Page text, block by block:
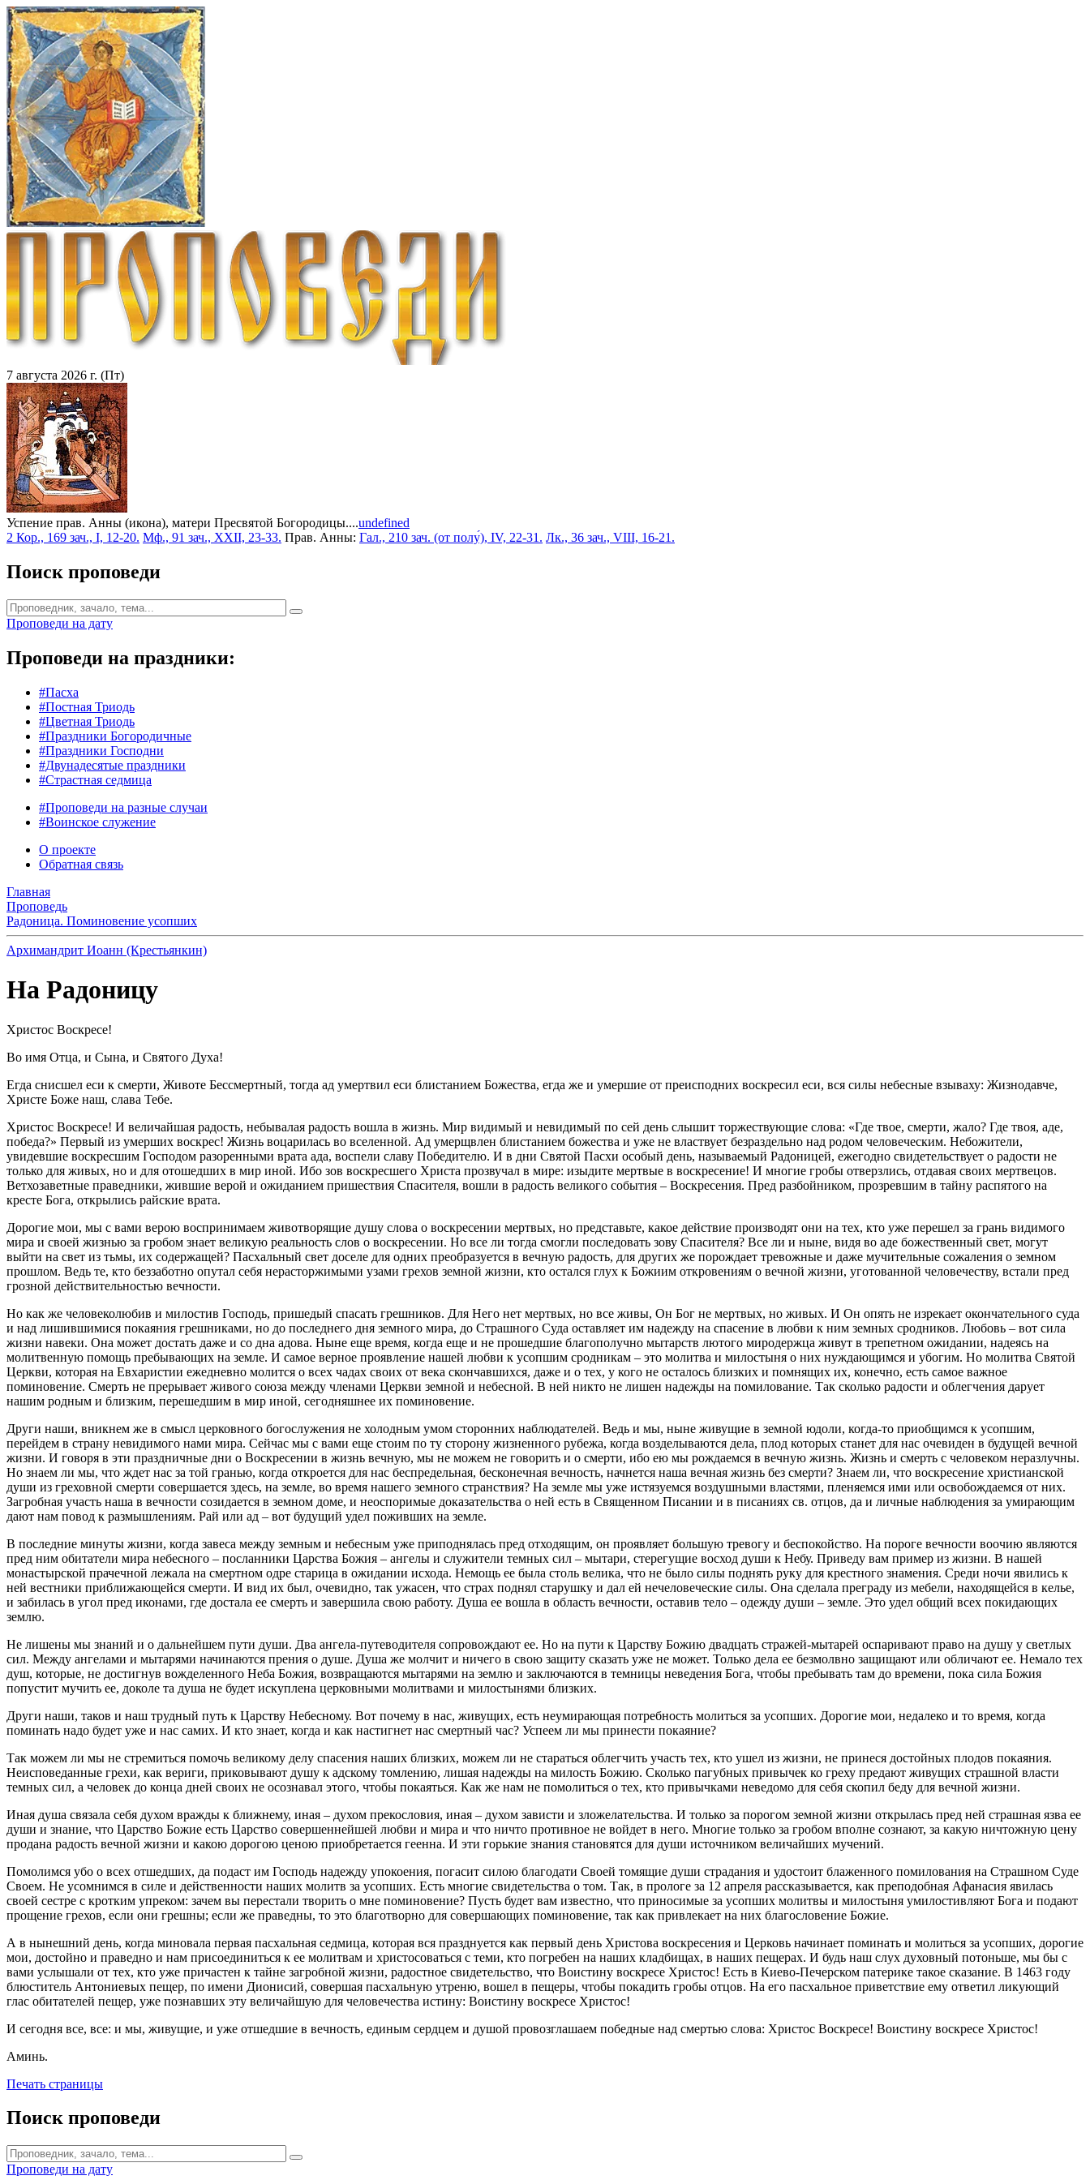
7 августа 2026 г. (Пт)
Успение прав. Анны (икона), матери Пресвятой Богородицы....undefined
2 Кор., 169 зач., I, 12-20. Мф., 91 зач., XXII, 23-33. Прав. Анны: Гал., 210 зач. (от полу́), IV, 22-31. Лк., 36 зач., VIII, 16-21.
Поиск проповеди
Проповеди на дату
Проповеди на праздники:
#Пасха
#Постная Триодь
#Цветная Триодь
#Праздники Богородичные
#Праздники Господни
#Двунадесятые праздники
#Страстная седмица
#Проповеди на разные случаи
#Воинское служение
О проекте
Обратная связь
Главная
Проповедь
Радоница. Поминовение усопших
Архимандрит Иоанн (Крестьянкин)
На Радоницу
Христос Воскресе!
Во имя Отца, и Сына, и Святого Духа!
Егда снисшел еси к смерти, Животе Бессмертный, тогда ад умертвил еси блистанием Божества, егда же и умершие от преисподних воскресил еси, вся силы небесные взываху: Жизнодавче,
Христе Боже наш, слава Тебе.
Христос Воскресе! И величайшая радость, небывалая радость вошла в жизнь. Мир видимый и невидимый по сей день слышит торжествующие слова: «Где твое, смерти, жало? Где твоя, аде,
победа?» Первый из умерших воскрес! Жизнь воцарилась во вселенной. Ад умерщвлен блистанием божества и уже не властвует безраздельно над родом человеческим. Небожители,
увидевшие воскресшим Господом разоренными врата ада, воспели славу Победителю. И в дни Святой Пасхи особый день, называемый Радоницей, ежегодно свидетельствует о радости не
только для живых, но и для отошедших в мир иной. Ибо зов воскресшего Христа прозвучал в мире: изыдите мертвые в воскресение! И многие гробы отверзлись, отдавая своих мертвецов.
Ветхозаветные праведники, жившие верой и ожиданием пришествия Спасителя, вошли в радость великого события – Воскресения. Пред разбойником, прозревшим в тайну распятого на
кресте Бога, открылись райские врата.
Дорогие мои, мы с вами верою воспринимаем животворящие душу слова о воскресении мертвых, но представьте, какое действие производят они на тех, кто уже перешел за грань видимого
мира и своей жизнью за гробом знает великую реальность слов о воскресении. Но все ли тогда смогли последовать зову Спасителя? Все ли и ныне, видя во аде божественный свет, могут
выйти на свет из тьмы, их содержащей? Пасхальный свет доселе для одних преобразуется в вечную радость, для других же порождает тревожные и даже мучительные сожаления о земном
прошлом. Ведь те, кто беззаботно опутал себя нерасторжимыми узами грехов земной жизни, кто остался глух к Божиим откровениям о вечной жизни, уготованной человечеству, встали пред
грозной действительностью вечности.
Но как же человеколюбив и милостив Господь, пришедый спасать грешников. Для Него нет мертвых, но все живы, Он Бог не мертвых, но живых. И Он опять не изрекает окончательного суда
и над лишившимися покаяния грешниками, но до последнего дня земного мира, до Страшного Суда оставляет им надежду на спасение в любви к ним земных сродников. Любовь – вот сила
жизни навеки. Она может достать даже и со дна адова. Ныне еще время, когда еще и не прошедшие благополучно мытарств лютого миродержца живут в трепетном ожидании, надеясь на
молитвенную помощь пребывающих на земле. И самое верное проявление нашей любви к усопшим сродникам – это молитва и милостыня о них нуждающимся и убогим. Но молитва Святой
Церкви, которая на Евхаристии ежедневно молится о всех чадах своих от века скончавшихся, даже и о тех, у кого не осталось близких и помнящих их, конечно, есть самое важное
поминовение. Смерть не прерывает живого союза между членами Церкви земной и небесной. В ней никто не лишен надежды на помилование. Так сколько радости и облегчения дарует
нашим родным и близким, перешедшим в мир иной, сегодняшнее их поминовение.
Други наши, вникнем же в смысл церковного богослужения не холодным умом сторонних наблюдателей. Ведь и мы, ныне живущие в земной юдоли, когда-то приобщимся к усопшим,
перейдем в страну невидимого нами мира. Сейчас мы с вами еще стоим по ту сторону жизненного рубежа, когда возделываются дела, плод которых станет для нас очевиден в будущей вечной
жизни. И говоря в эти праздничные дни о Воскресении в жизнь вечную, мы не можем не говорить и о смерти, ибо ею мы рождаемся в вечную жизнь. Жизнь и смерть с человеком неразлучны.
Но знаем ли мы, что ждет нас за той гранью, когда откроется для нас беспредельная, бесконечная вечность, начнется наша вечная жизнь без смерти? Знаем ли, что воскресение христианской
души из греховной смерти совершается здесь, на земле, во время нашего земного странствия? На земле мы уже истязуемся воздушными властями, пленяемся ими или освобождаемся от них.
Загробная участь наша в вечности созидается в земном доме, и неоспоримые доказательства о ней есть в Священном Писании и в писаниях св. отцов, да и личные наблюдения за умирающим
дают нам повод к размышлениям. Рай или ад – вот будущий удел поживших на земле.
В последние минуты жизни, когда завеса между земным и небесным уже приподнялась пред отходящим, он проявляет большую тревогу и беспокойство. На пороге вечности воочию являются
пред ним обитатели мира небесного – посланники Царства Божия – ангелы и служители темных сил – мытари, стерегущие восход души к Небу. Приведу вам пример из жизни. В нашей
монастырской прачечной лежала на смертном одре старица в ожидании исхода. Немощь ее была столь велика, что не было силы поднять руку для крестного знамения. Среди ночи явились к
ней вестники приближающейся смерти. И вид их был, очевидно, так ужасен, что страх поднял старушку и дал ей нечеловеческие силы. Она сделала преграду из мебели, находящейся в келье,
и забилась в угол пред иконами, где достала ее смерть и завершила свою работу. Душа ее вошла в область вечности, оставив тело – одежду души – земле. Это удел общий всех покидающих
землю.
Не лишены мы знаний и о дальнейшем пути души. Два ангела-путеводителя сопровождают ее. Но на пути к Царству Божию двадцать стражей-мытарей оспаривают право на душу у светлых
сил. Между ангелами и мытарями начинаются прения о душе. Душа же молчит и ничего в свою защиту сказать уже не может. Только дела ее безмолвно защищают или обличают ее. Немало тех
душ, которые, не достигнув вожделенного Неба Божия, возвращаются мытарями на землю и заключаются в темницы неведения Бога, чтобы пребывать там до времени, пока сила Божия
попустит мучить ее, доколе та душа не будет искуплена церковными молитвами и милостынями близких.
Други наши, таков и наш трудный путь к Царству Небесному. Вот почему в нас, живущих, есть неумирающая потребность молиться за усопших. Дорогие мои, недалеко и то время, когда
поминать надо будет уже и нас самих. И кто знает, когда и как настигнет нас смертный час? Успеем ли мы принести покаяние?
Так можем ли мы не стремиться помочь великому делу спасения наших близких, можем ли не стараться облегчить участь тех, кто ушел из жизни, не принеся достойных плодов покаяния.
Неисповеданные грехи, как вериги, приковывают душу к адскому томлению, лишая надежды на милость Божию. Сколько пагубных привычек ко греху предают живущих страшной власти
темных сил, а человек до конца дней своих не осознавал этого, чтобы покаяться. Как же нам не помолиться о тех, кто привычками неведомо для себя скопил беду для вечной жизни.
Иная душа связала себя духом вражды к ближнему, иная – духом прекословия, иная – духом зависти и зложелательства. И только за порогом земной жизни открылась пред ней страшная язва ее
души и знание, что Царство Божие есть Царство совершеннейшей любви и мира и что ничто противное не войдет в него. Многие только за гробом вполне сознают, за какую ничтожную цену
продана радость вечной жизни и какою дорогою ценою приобретается геенна. И эти горькие знания становятся для души источником величайших мучений.
Помолимся убо о всех отшедших, да подаст им Господь надежду упокоения, погасит силою благодати Своей томящие души страдания и удостоит блаженного помилования на Страшном Суде
Своем. Не усомнимся в силе и действенности наших молитв за усопших. Есть многие свидетельства о том. Так, в прологе за 12 апреля рассказывается, как преподобная Афанасия явилась
своей сестре с кротким упреком: зачем вы перестали творить о мне поминовение? Пусть будет вам известно, что приносимые за усопших молитвы и милостыня умилостивляют Бога и подают
прощение грехов, если они грешны; если же праведны, то это благотворно для совершающих поминовение, так как привлекает на них благословение Божие.
А в нынешний день, когда миновала первая пасхальная седмица, которая вся празднуется как первый день Христова воскресения и Церковь начинает поминать и молиться за усопших, дорогие
мои, достойно и праведно и нам присоединиться к ее молитвам и христосоваться с теми, кто погребен на наших кладбищах, в наших пещерах. И будь наш слух духовный потоньше, мы бы с
вами услышали от тех, кто уже причастен к тайне загробной жизни, радостное свидетельство, что Воистину воскресе Христос! Есть в Киево-Печерском патерике такое сказание. В 1463 году
блюститель Антониевых пещер, по имени Дионисий, совершая пасхальную утреню, вошел в пещеры, чтобы покадить гробы отцов. На его пасхальное приветствие ему ответил ликующий
глас обитателей пещер, уже познавших эту величайшую для человечества истину: Воистину воскресе Христос!
И сегодня все, все: и мы, живущие, и уже отшедшие в вечность, единым сердцем и душой провозглашаем победные над смертью слова: Христос Воскресе! Воистину воскресе Христос!
Аминь.
Печать страницы
Поиск проповеди
Проповеди на дату